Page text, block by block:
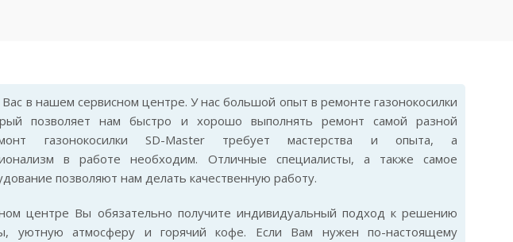
в нашем сервисном центре. У нас большой опыт в ремонте газонокосилки
позволяет нам быстро и хорошо выполнять ремонт самой разной
газонокосилки SD-Master требует мастерства и опыта, а
в работе необходим. Отличные специалисты, а также самое
позволяют нам делать качественную работу.
центре Вы обязательно получите индивидуальный подход к решению
уютную атмосферу и горячий кофе. Если Вам нужен по-настоящему